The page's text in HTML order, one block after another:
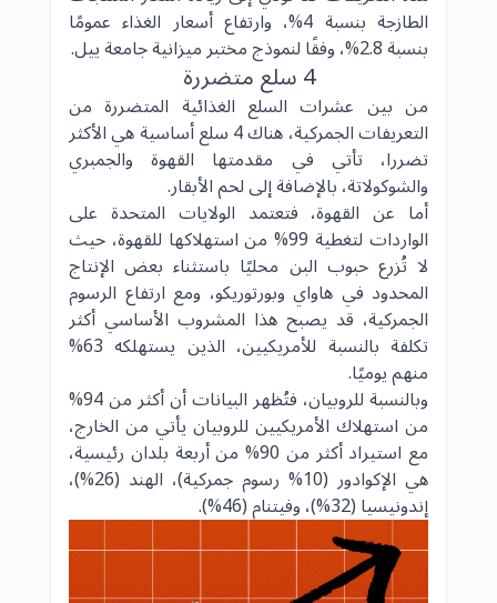
الطازجة بنسبة 4%، وارتفاع أسعار الغذاء عمومًا
بنسبة 2.8%، وفقًا لنموذج مختبر ميزانية جامعة ييل.
4 سلع متضررة
من بين عشرات السلع الغذائية المتضررة من
التعريفات الجمركية، هناك 4 سلع أساسية هي الأكثر
تضررا، تأتي في مقدمتها القهوة والجمبري
والشوكولاتة، بالإضافة إلى لحم الأبقار.
أما عن القهوة، فتعتمد الولايات المتحدة على
الواردات لتغطية 99% من استهلاكها للقهوة، حيث
لا تُزرع حبوب البن محليًا باستثناء بعض الإنتاج
المحدود في هاواي وبورتوريكو، ومع ارتفاع الرسوم
الجمركية، قد يصبح هذا المشروب الأساسي أكثر
تكلفة بالنسبة للأمريكيين، الذين يستهلكه 63%
منهم يوميًا.
وبالنسبة للروبيان، فتُظهر البيانات أن أكثر من 94%
من استهلاك الأمريكيين للروبيان يأتي من الخارج،
مع استيراد أكثر من 90% من أربعة بلدان رئيسية،
هي الإكوادور (10% رسوم جمركية)، الهند (26%)،
إندونيسيا (32%)، وفيتنام (46%).